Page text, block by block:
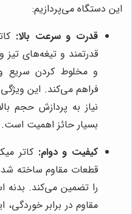
این دستگاه می‌پردازیم:
قدرت و سرعت بالا:
قدرتمند و تیغه‌های
و مخلوط کردن سریع و
فراهم می‌کند. این
نیاز به پردازش حجم
بسیار حائز اهمیت است.
کیفیت و دوام: کاتر
قطعات مقاوم ساخته
را تضمین می‌کند. بدنه
مقاوم در برابر